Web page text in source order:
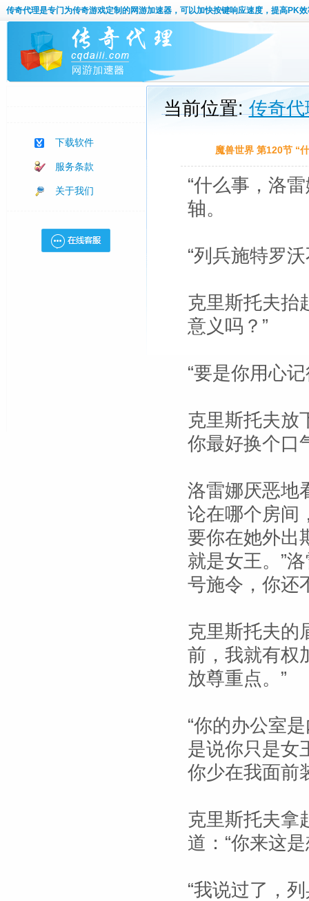
传奇代理是专门为传奇游戏定制的网游加速器，可以加快按键响应速度，提高PK效
下载软件
服务条款
关于我们
当前位置:传奇代
魔兽世界 第120节 “
“什么事，洛
轴。
“列兵施特罗
克里斯托夫抬
意义吗？”
“要是你用心
克里斯托夫放
你最好换个口
洛雷娜厌恶地
论在哪个房间
要你在她外出
就是女王。”
号施令，你还
克里斯托夫的
前，我就有权
放尊重点。”
“你的办公室
是说你只是女
你少在我面前
克里斯托夫拿
道：“你来这
“我说过了，